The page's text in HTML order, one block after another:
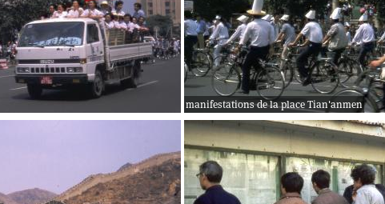
manifestations de la place Tian'anmen